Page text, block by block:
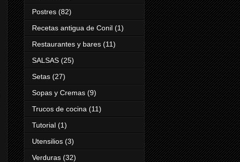
Postres (82)
Recetas antigua de Conil (1)
Restaurantes y bares (11)
SALSAS (25)
Setas (27)
Sopas y Cremas (9)
Trucos de cocina (11)
Tutorial (1)
Utensilios (3)
Verduras (32)